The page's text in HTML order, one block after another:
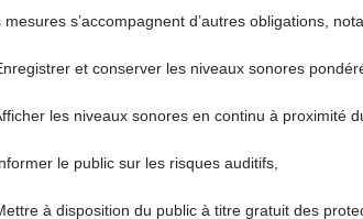
mesures s’accompagnent d’autres obligations,
et conserver les niveaux sonores
les niveaux sonores en continu à proximité
le public sur les risques auditifs,
à disposition du public à titre gratuit des